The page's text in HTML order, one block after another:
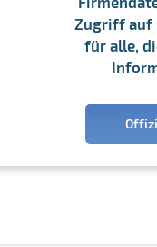
Zugriff auf
für alle,